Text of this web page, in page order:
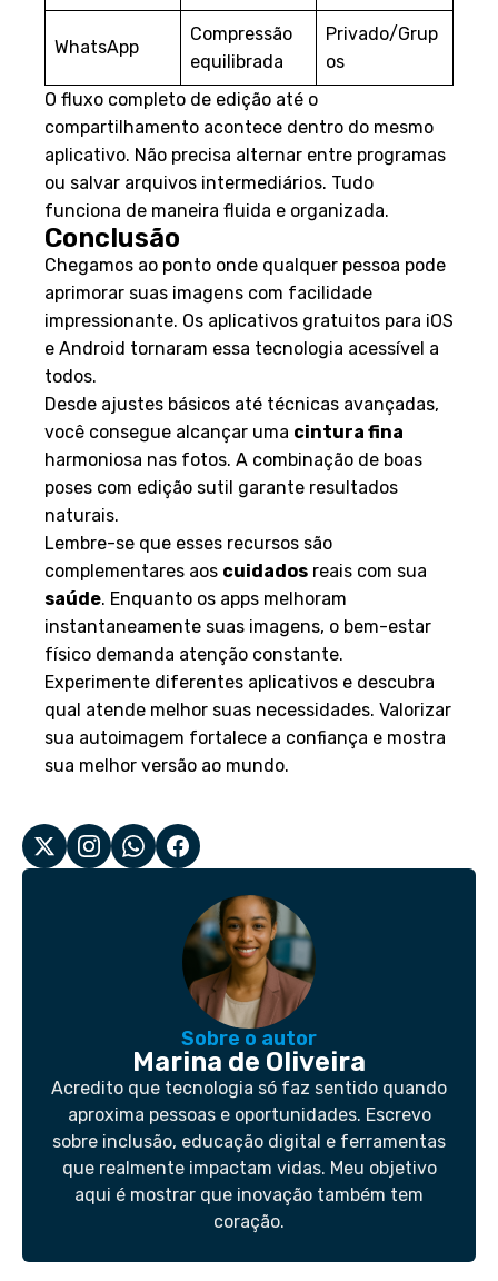
WhatsApp
Compressão
equilibrada
Privado/Grup
os
O fluxo completo de edição até o
compartilhamento acontece dentro do mesmo
aplicativo. Não precisa alternar entre programas
ou salvar arquivos intermediários. Tudo
funciona de maneira fluida e organizada.
Conclusão
Chegamos ao ponto onde qualquer pessoa pode
aprimorar suas imagens com facilidade
impressionante. Os aplicativos gratuitos para iOS
e Android tornaram essa tecnologia acessível a
todos.
Desde ajustes básicos até técnicas avançadas,
você consegue alcançar uma cintura fina
harmoniosa nas fotos. A combinação de boas
poses com edição sutil garante resultados
naturais.
Lembre-se que esses recursos são
complementares aos cuidados reais com sua
saúde. Enquanto os apps melhoram
instantaneamente suas imagens, o bem-estar
físico demanda atenção constante.
Experimente diferentes aplicativos e descubra
qual atende melhor suas necessidades. Valorizar
sua autoimagem fortalece a confiança e mostra
sua melhor versão ao mundo.
Sobre o autor
Marina de Oliveira
Acredito que tecnologia só faz sentido quando
aproxima pessoas e oportunidades. Escrevo
sobre inclusão, educação digital e ferramentas
que realmente impactam vidas. Meu objetivo
aqui é mostrar que inovação também tem
coração.